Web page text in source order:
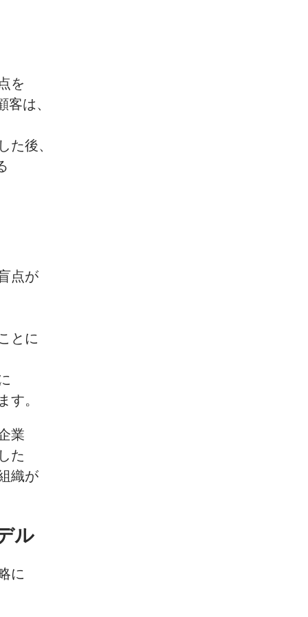
を
客は、
た後、
点が
とに
す。
業
た
織が
ル
に